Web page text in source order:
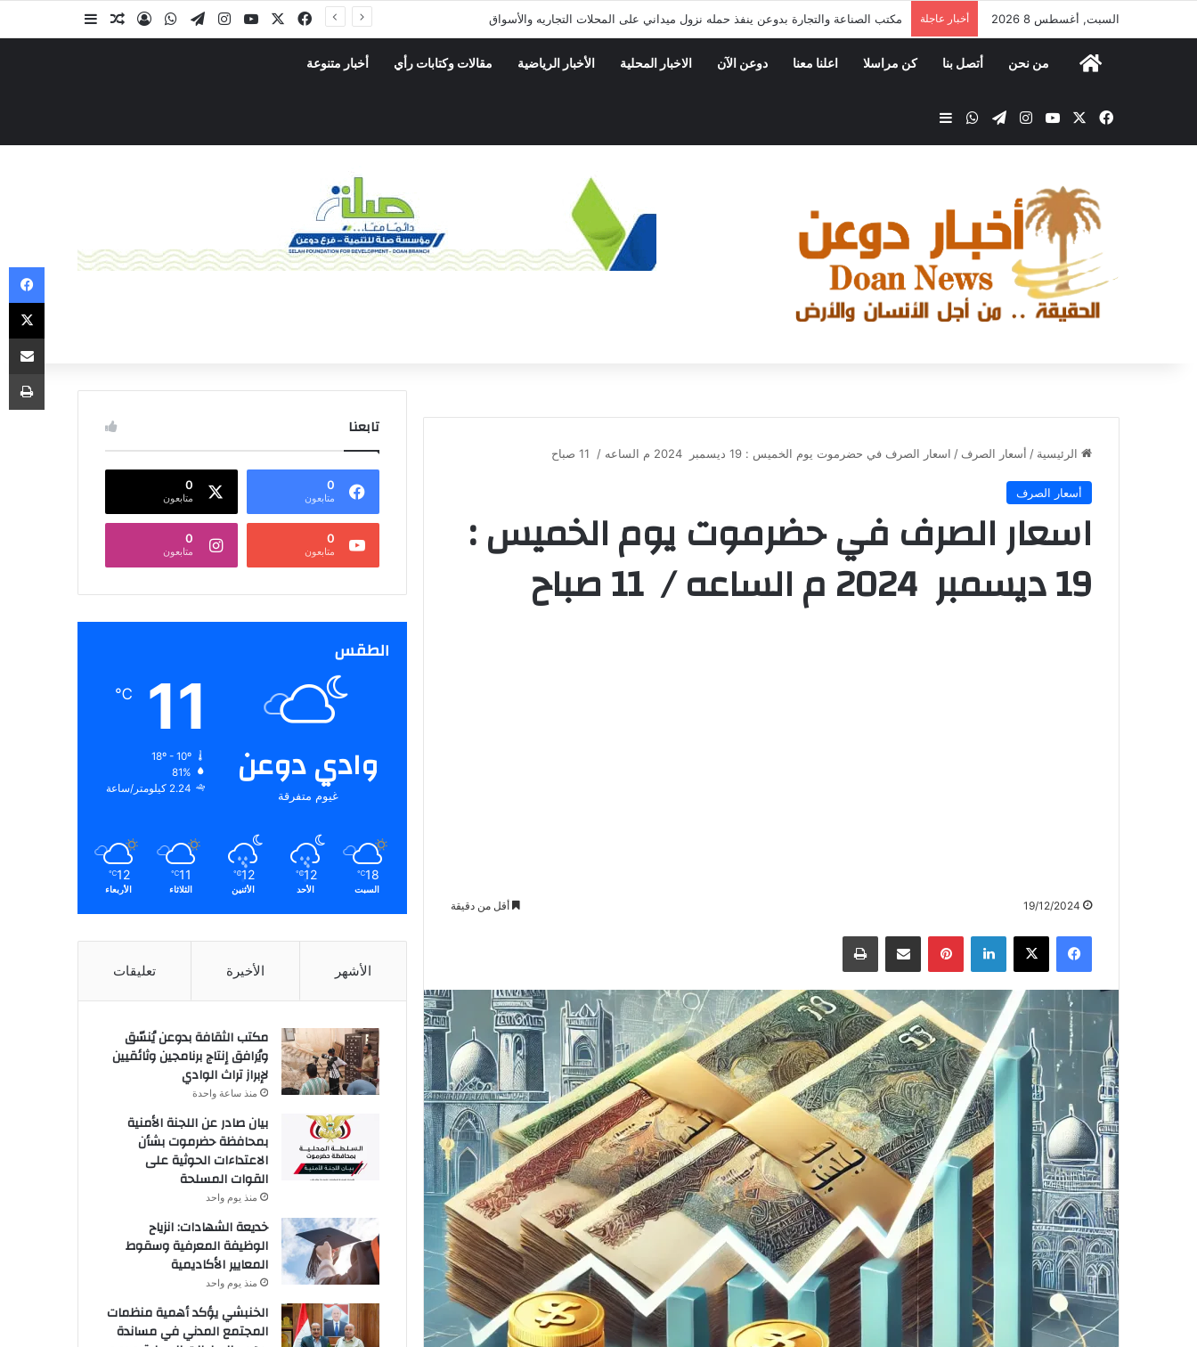
السبت, أغسطس 8 2026 أخبار عاجلة مؤسسة قيدون للتنمية تفتتح مركز تاج الوقار لتحفيظ القرآن الكريم
من نحن أتصل بنا كن مراسلا اعلنا معنا دوعن الآن الاخبار المحلية الأخبار الرياضية مقالات وكتابات رأي أخبار متنوعة
الرئيسية / أسعار الصرف / اسعار الصرف في حضرموت يوم الخميس : 19 ديسمبر 2024 م الساعه / 11 صباح
أسعار الصرف
اسعار الصرف في حضرموت يوم الخميس :
19 ديسمبر 2024 م الساعه / 11 صباح
19/12/2024 أقل من دقيقة
تابعنا
0
متابعون
0
متابعون
0
متابعون
0
متابعون
الطقس
وادي دوعن
غيوم متفرقة
11
℃
18º - 10º
81%
2.24 كيلومتر/ساعة
18
℃
السبت
12
℃
الأحد
12
℃
الأثنين
11
℃
الثلاثاء
12
℃
الأربعاء
الأشهر الأخيرة تعليقات
مكتب الثقافة بدوعن يُنسّق
ويُرافق إنتاج برنامجين وثائقيين
لإبراز تراث الوادي
منذ ساعة واحدة
بيان صادر عن اللجنة الأمنية
بمحافظة حضرموت بشأن
الاعتداءات الحوثية على
القوات المسلحة
منذ يوم واحد
خديعة الشهادات: انزياح
الوظيفة المعرفية وسقوط
المعايير الأكاديمية
منذ يوم واحد
الخنبشي يؤكد أهمية منظمات
المجتمع المدني في مساندة